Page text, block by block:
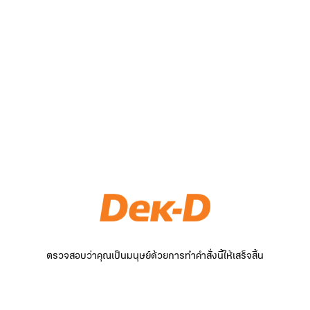
ตรวจสอบว่าคุณเป็นมนุษย์ด้วยการทำคำสั่งนี้ให้เสร็จสิ้น